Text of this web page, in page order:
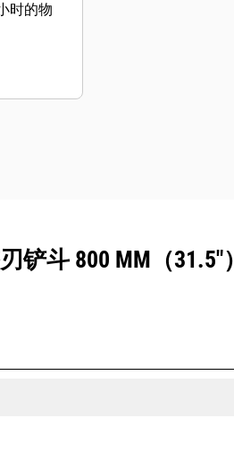
时的物
部加
配套使
斗 800 MM（31.5"）